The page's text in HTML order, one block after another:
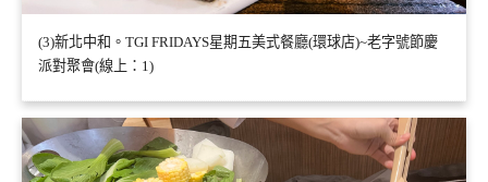
(3)新北中和。TGI FRIDAYS星期五美式餐廳(環球店)~老字號節慶
派對聚會(線上：1)